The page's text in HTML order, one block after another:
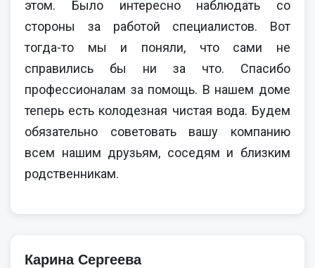
этом. Было интересно наблюдать со
стороны за работой специалистов. Вот
тогда-то мы и поняли, что сами не
справились бы ни за что. Спасибо
профессионалам за помощь. В нашем доме
теперь есть колодезная чистая вода. Будем
обязательно советовать вашу компанию
всем нашим друзьям, соседям и близким
родственникам.
Карина Сергеева